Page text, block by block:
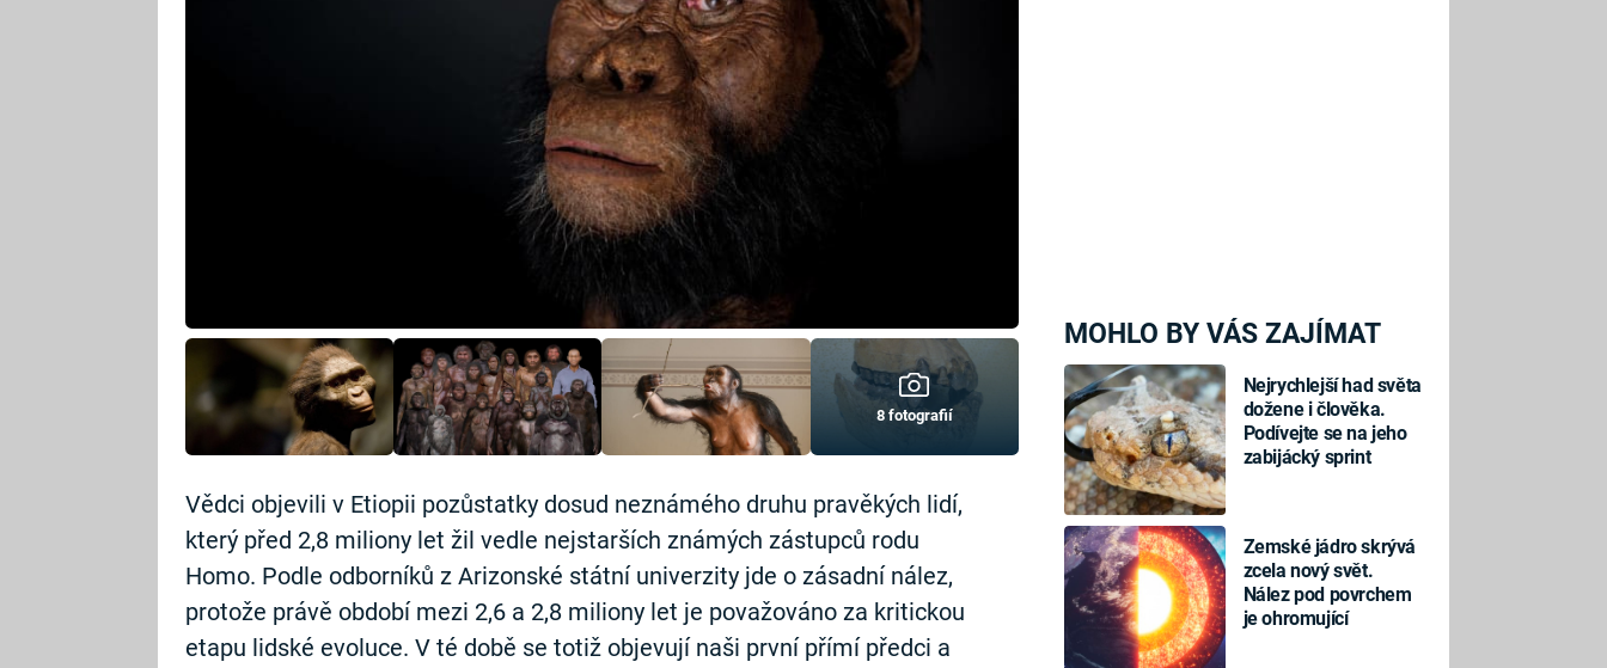
MOHLO BY VÁS ZAJÍMAT
Nejrychlejší had světa
dožene i člověka.
Podívejte se na jeho
zabijácký sprint
Zemské jádro skrývá
zcela nový svět.
Nález pod povrchem
je ohromující
8 fotografií
Vědci objevili v Etiopii pozůstatky dosud neznámého druhu pravěkých lidí,
který před 2,8 miliony let žil vedle nejstarších známých zástupců rodu
Homo. Podle odborníků z Arizonské státní univerzity jde o zásadní nález,
protože právě období mezi 2,6 a 2,8 miliony let je považováno za kritickou
etapu lidské evoluce. V té době se totiž objevují naši první přímí předci a